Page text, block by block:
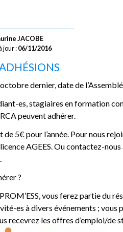
JACOBE
jour :06/11/2016
dernier, date de
es, stagiaires en formation
peuvent adhérer.
de 5€ pour l’année. Pour nous
AGEES. Ou contactez-
?
vous ferez partie du
es à divers événements ; vous
recevrez les offres d’emploi/de